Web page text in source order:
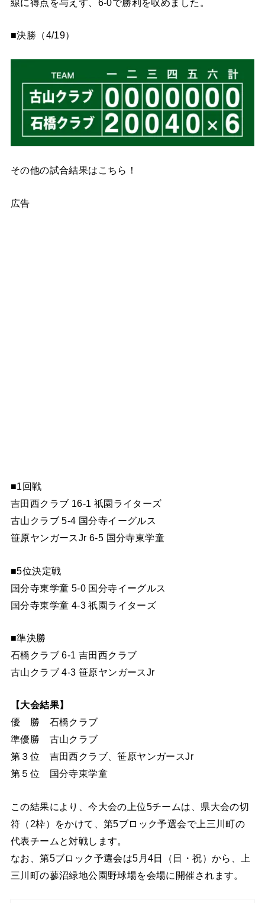
線に得点を与えず、6-0で勝利を収めました。
■決勝（4/19）
その他の試合結果はこちら！
広告
■1回戦
吉田西クラブ 16-1 祇園ライターズ
古山クラブ 5-4 国分寺イーグルス
笹原ヤンガースJr 6-5 国分寺東学童
■5位決定戦
国分寺東学童 5-0 国分寺イーグルス
国分寺東学童 4-3 祇園ライターズ
■準決勝
石橋クラブ 6-1 吉田西クラブ
古山クラブ 4-3 笹原ヤンガースJr
【大会結果】
優 勝 石橋クラブ
準優勝 古山クラブ
第３位 吉田西クラブ、笹原ヤンガースJr
第５位 国分寺東学童
この結果により、今大会の上位5チームは、県大会の切
符（2枠）をかけて、第5ブロック予選会で上三川町の
代表チームと対戦します。
なお、第5ブロック予選会は5月4日（日・祝）から、上
三川町の蓼沼緑地公園野球場を会場に開催されます。